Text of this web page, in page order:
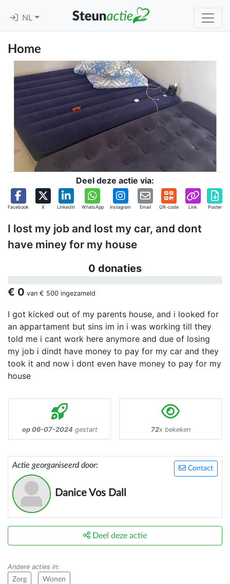
NL
Home
Deel deze actie via:
Facebook X Linkedin WhatsApp Instagram Email QR-code Link Poster
I lost my job and lost my car, and dont
have miney for my house
0 donaties
€ 0 van € 500 ingezameld
I got kicked out of my parents house, and i looked for
an appartament but sins im in i was working till they
told me i cant work here anymore and due of losing
my job i dindt have money to pay for my car and they
took it and now i dont even have money to pay for my
house
op 06-07-2024 gestart 72x bekeken
Contact
Actie georganiseerd door:
Danice Vos Dall
Deel deze actie
Andere acties in:
Zorg Wonen